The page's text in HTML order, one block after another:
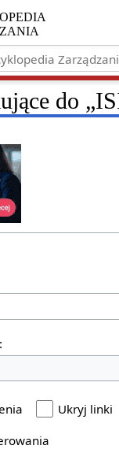
do
Ukryj linki